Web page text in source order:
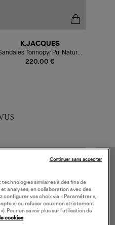
220,00 €
K.JACQUES
Torinopyr Pul Naturel
Or
similaires à des fins de
analyses, en collaboration avec des
configurer vos choix via « Paramétrer »,
») ou refuser ceux non strictement
Pour en savoir plus sur l’utilisation de
cookies
Continuer sans accepter